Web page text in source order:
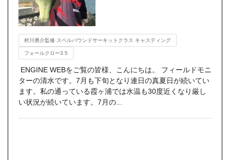
村川勇介監修 スペルバウンドサーキットクラス キャスティング
フォールクロー3.5
ENGINE WEBをご覧の皆様、こんにちは。 フィールドモニ
ターの清水です。7月も下旬となり連日の真夏日が続いてい
ます。私の通っている霞ヶ浦では水温も30度近くなり厳し
い状況が続いています。7月の...